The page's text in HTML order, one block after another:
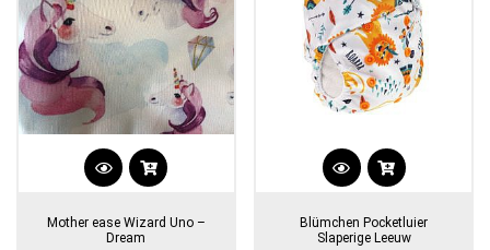
Dit
heeft
Mother ease Wizard Uno –
Dream
Blümchen Pocketluier
Slaperige Leeuw